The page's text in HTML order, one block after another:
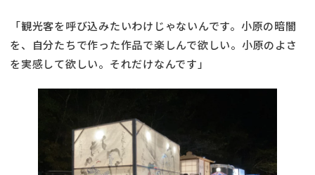
「観光客を呼び込みたいわけじゃないんです。小原の暗闇
を、自分たちで作った作品で楽しんで欲しい。小原のよさ
を実感して欲しい。それだけなんです」